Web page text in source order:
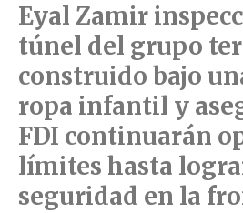
Eyal Zamir
túnel del grupo
construido bajo
ropa infantil y
FDI continuarán
límites hasta
seguridad en la